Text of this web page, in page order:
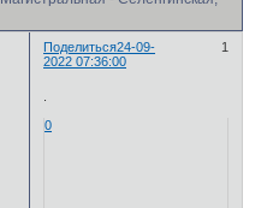
Поделиться 1
24-09-
2022 07:36:00
0